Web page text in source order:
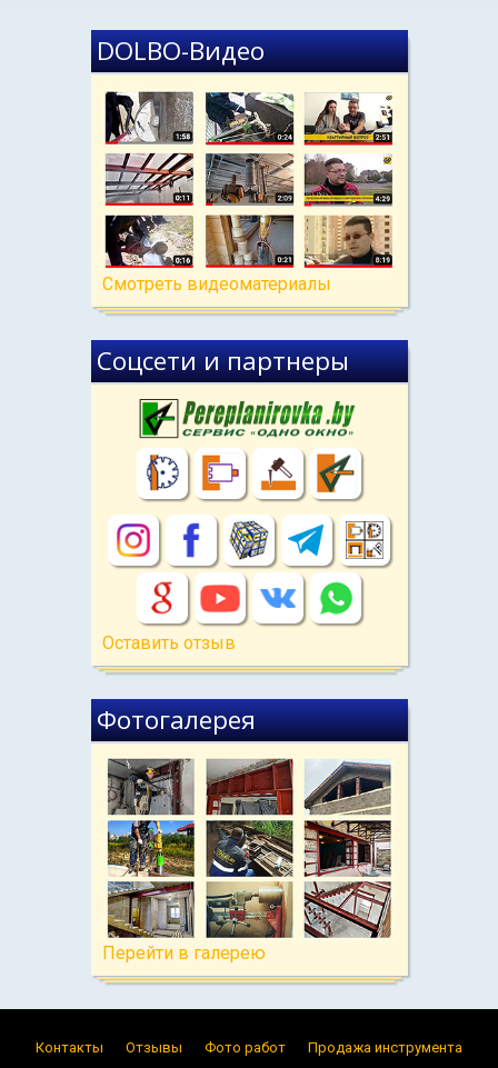
DOLBO-Видео
Cмотреть видеоматериалы
Соцсети и партнеры
Оставить отзыв
Фотогалерея
Перейти в галерею
Контакты Отзывы Фото работ Продажа инструмента